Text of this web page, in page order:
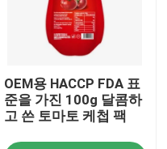
OEM용 HACCP FDA 표
준을 가진 100g 달콤하
고 쓴 토마토 케첩 팩